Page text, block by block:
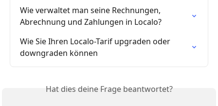
Wie verwaltet man seine Rechnungen,
Abrechnung und Zahlungen in Localo?
Wie Sie Ihren Localo-Tarif upgraden oder
downgraden können
Hat dies deine Frage beantwortet?